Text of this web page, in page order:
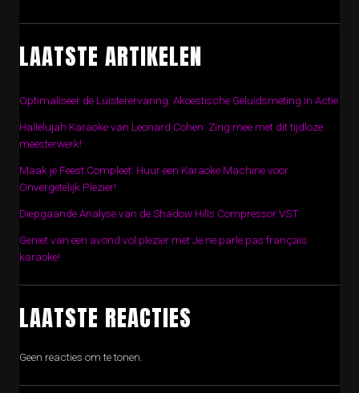
LAATSTE ARTIKELEN
Optimaliseer de Luisterervaring: Akoestische Geluidsmeting in Actie
Hallelujah Karaoke van Leonard Cohen: Zing mee met dit tijdloze
meesterwerk!
Maak je Feest Compleet: Huur een Karaoke Machine voor
Onvergetelijk Plezier!
Diepgaande Analyse van de Shadow Hills Compressor VST
Geniet van een avond vol plezier met Je ne parle pas français
karaoke!
LAATSTE REACTIES
Geen reacties om te tonen.